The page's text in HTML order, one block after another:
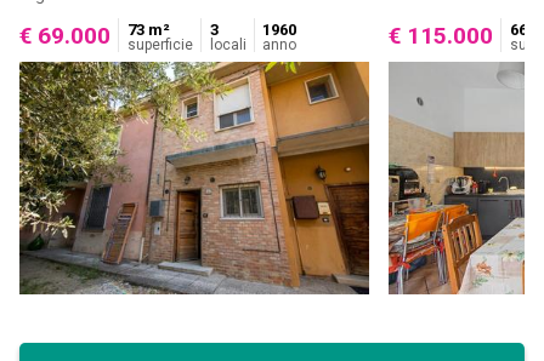
€ 69.000 73 m²
superficie
3
locali
1960
anno € 115.000 66